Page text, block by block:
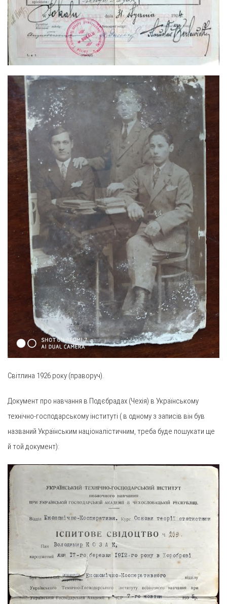
Світлина 1926 року (праворуч).
Документ про навчання в Подєбрадах (Чехія) в Українському
технічно-господарському інституті ( в одному з записів він був
названий Українським націоналістичним, треба буде пошукати ще
й той документ):